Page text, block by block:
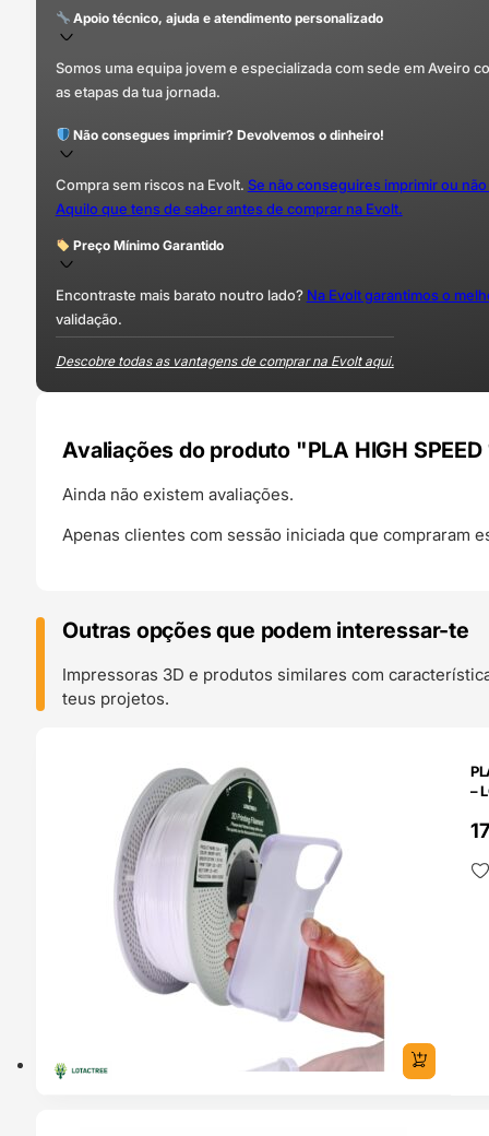
Apoio técnico, ajuda e atendimento personalizado
Somos uma equipa jovem e especializada com sede em Aveiro
as etapas da tua jornada.
Não consegues imprimir? Devolvemos o dinheiro!
Compra sem riscos na Evolt. Se não conseguires imprimir ou
Aquilo que tens de saber antes de comprar na Evolt.
Preço Mínimo Garantido
Encontraste mais barato noutro lado? Na Evolt garantimos o
validação.
Descobre todas as vantagens de comprar na Evolt aqui.
Avaliações do produto "PLA HIGH
Ainda não existem avaliações.
Apenas clientes com sessão iniciada que compraram
Outras opções que podem interessar-te
Impressoras 3D e produtos similares com
teus projetos.
–